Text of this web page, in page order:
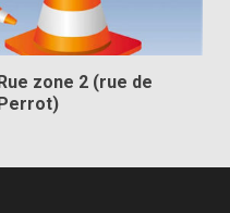
zone 2 (rue de